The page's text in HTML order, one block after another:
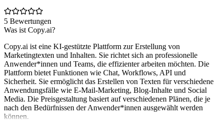
5 Bewertungen
Was ist Copy.ai?
Copy.ai ist eine KI-gestützte Plattform zur Erstellung von
Marketingtexten und Inhalten. Sie richtet sich an professionelle
Anwender*innen und Teams, die effizienter arbeiten möchten. Die
Plattform bietet Funktionen wie Chat, Workflows, API und
Sicherheit. Sie ermöglicht das Erstellen von Texten für verschiedene
Anwendungsfälle wie E-Mail-Marketing, Blog-Inhalte und Social
Media. Die Preisgestaltung basiert auf verschiedenen Plänen, die je
nach den Bedürfnissen der Anwender*innen ausgewählt werden
können.